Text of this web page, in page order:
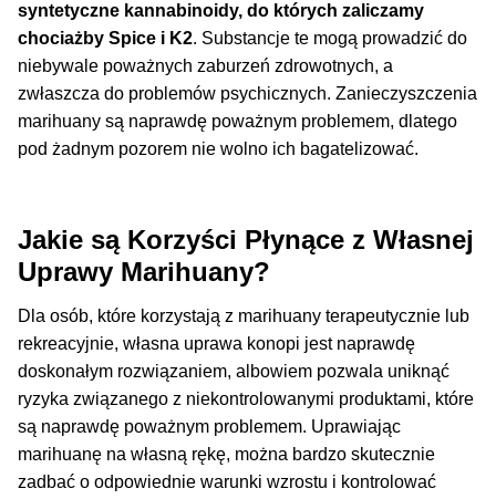
PROMOCJA 500 Plus
Harmonogram Outdoor
Formy i Koszt Wysyłki
Kontakt
syntetyczne kannabinoidy, do których zaliczamy
chociażby Spice i K2. Substancje te mogą prowadzić do
niebywale poważnych zaburzeń zdrowotnych, a
zwłaszcza do problemów psychicznych. Zanieczyszczenia
marihuany są naprawdę poważnym problemem, dlatego
pod żadnym pozorem nie wolno ich bagatelizować.
Jakie są Korzyści Płynące z Własnej
Uprawy Marihuany?
Dla osób, które korzystają z marihuany terapeutycznie lub
rekreacyjnie, własna uprawa konopi jest naprawdę
doskonałym rozwiązaniem, albowiem pozwala uniknąć
ryzyka związanego z niekontrolowanymi produktami, które
są naprawdę poważnym problemem. Uprawiając
marihuanę na własną rękę, można bardzo skutecznie
zadbać o odpowiednie warunki wzrostu i kontrolować